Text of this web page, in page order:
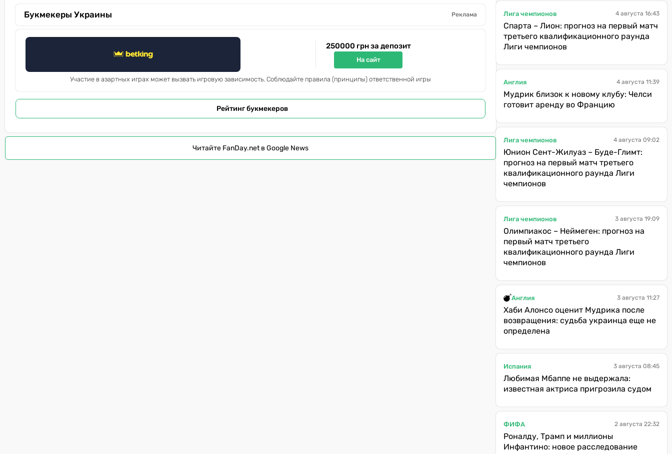
Букмекеры Украины Реклама
250000 грн за депозит
На сайт
Участие в азартных играх может вызвать игровую зависимость. Соблюдайте правила (принципы) ответственной игры
Рейтинг букмекеров
Читайте FanDay.net в Google News
Лига чемпионов 4 августа 16:43
Спарта – Лион: прогноз на первый матч
третьего квалификационного раунда
Лиги чемпионов
Англия 4 августа 11:39
Мудрик близок к новому клубу: Челси
готовит аренду во Францию
Лига чемпионов 4 августа 09:02
Юнион Сент-Жилуаз – Буде-Глимт:
прогноз на первый матч третьего
квалификационного раунда Лиги
чемпионов
Лига чемпионов 3 августа 19:09
Олимпиакос – Неймеген: прогноз на
первый матч третьего
квалификационного раунда Лиги
чемпионов
Англия 3 августа 11:27
Хаби Алонсо оценит Мудрика после
возвращения: судьба украинца еще не
определена
Испания 3 августа 08:45
Любимая Мбаппе не выдержала:
известная актриса пригрозила судом
ФИФА 2 августа 22:32
Роналду, Трамп и миллионы
Инфантино: новое расследование